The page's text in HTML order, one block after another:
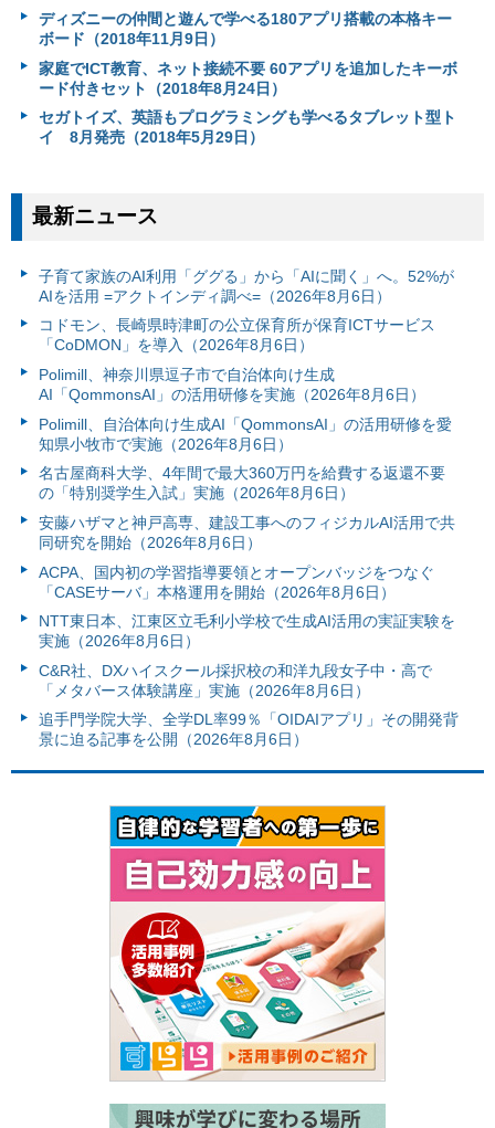
ディズニーの仲間と遊んで学べる180アプリ搭載の本格キー
ボード（2018年11月9日）
家庭でICT教育、ネット接続不要 60アプリを追加したキーボ
ード付きセット（2018年8月24日）
セガトイズ、英語もプログラミングも学べるタブレット型ト
イ 8月発売（2018年5月29日）
最新ニュース
子育て家族のAI利用「ググる」から「AIに聞く」へ。52%が
AIを活用 =アクトインディ調べ=（2026年8月6日）
コドモン、長崎県時津町の公立保育所が保育ICTサービス
「CoDMON」を導入（2026年8月6日）
Polimill、神奈川県逗子市で自治体向け生成
AI「QommonsAI」の活用研修を実施（2026年8月6日）
Polimill、自治体向け生成AI「QommonsAI」の活用研修を愛
知県小牧市で実施（2026年8月6日）
名古屋商科大学、4年間で最大360万円を給費する返還不要
の「特別奨学生入試」実施（2026年8月6日）
安藤ハザマと神戸高専、建設工事へのフィジカルAI活用で共
同研究を開始（2026年8月6日）
ACPA、国内初の学習指導要領とオープンバッジをつなぐ
「CASEサーバ」本格運用を開始（2026年8月6日）
NTT東日本、江東区立毛利小学校で生成AI活用の実証実験を
実施（2026年8月6日）
C&R社、DXハイスクール採択校の和洋九段女子中・高で
「メタバース体験講座」実施（2026年8月6日）
追手門学院大学、全学DL率99％「OIDAIアプリ」その開発背
景に迫る記事を公開（2026年8月6日）